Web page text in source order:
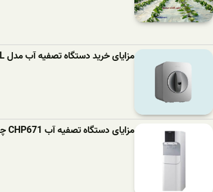
مزایای خرید دستگاه تصفیه آب مدل P-07QL
مزایای دستگاه تصفیه آب CHP671 چیست